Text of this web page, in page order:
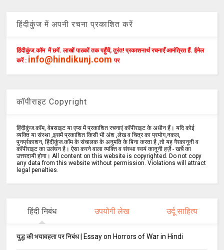
हिंदीकुंज में अपनी रचना प्रकाशित करें
हिंदीकुंज.कॉम में छपें. लाखों पाठकों तक पहुँचें, तुरंत! प्रकाशनार्थ रचनाएँ आमंत्रित हैं. ईमेल
करें : info@hindikunj.com पर
कॉपीराइट Copyright
हिंदीकुंज.कॉम, वेबसाइट या एप्स में प्रकाशित रचनाएं कॉपीराइट के अधीन हैं। यदि कोई
व्यक्ति या संस्था ,इसमें प्रकाशित किसी भी अंश ,लेख व चित्र का प्रयोग,नकल,
पुनर्प्रकाशन, हिंदीकुंज.कॉम के संचालक के अनुमति के बिना करता है ,तो यह गैरकानूनी व
कॉपीराइट का उलंघन है। ऐसा करने वाला व्यक्ति व संस्था स्वयं कानूनी हर्ज़े - खर्चे का
उत्तरदायी होगा। All content on this website is copyrighted. Do not copy
any data from this website without permission. Violations will attract
legal penalties.
हिंदी निबंध उपयोगी लेख उर्दू साहित्य
युद्ध की भयावहता पर निबंध | Essay on Horrors of War in Hindi